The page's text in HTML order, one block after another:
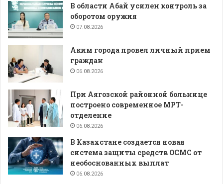
В области Абай усилен контроль за
оборотом оружия
07.08.2026
Аким города провел личный прием
граждан
06.08.2026
При Аягозской районной больнице
построено современное МРТ-
отделение
06.08.2026
В Казахстане создается новая
система защиты средств ОСМС от
необоснованных выплат
06.08.2026